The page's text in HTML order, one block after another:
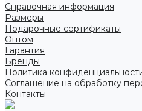
Справочная информация
Размеры
Подарочные сертификаты
Оптом
Гарантия
Бренды
Политика
Соглашение на обработку
Контакты